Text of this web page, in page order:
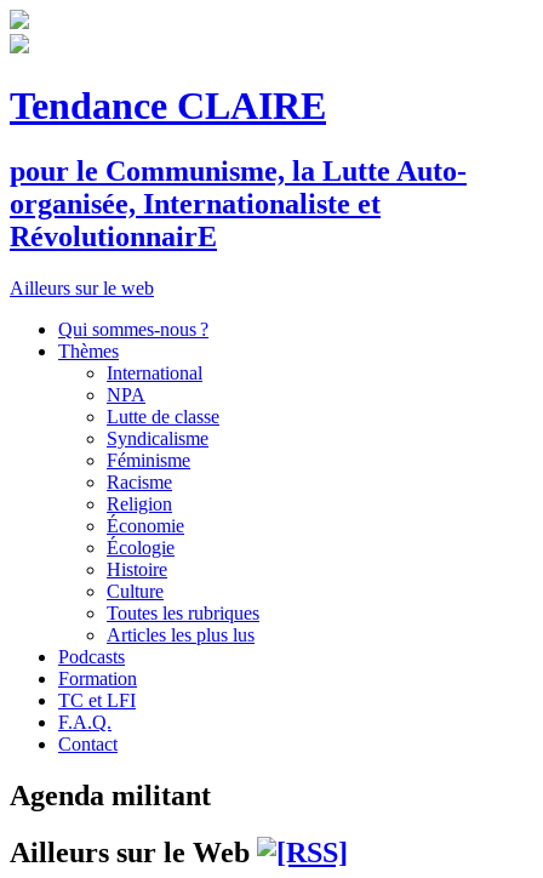
Tendance CLAIRE
pour le Communisme, la Lutte Auto-
organisée, Internationaliste et
RévolutionnairE
Ailleurs sur le web
Qui sommes-nous ?
Thèmes
International
NPA
Lutte de classe
Syndicalisme
Féminisme
Racisme
Religion
Économie
Écologie
Histoire
Culture
Toutes les rubriques
Articles les plus lus
Podcasts
Formation
TC et LFI
F.A.Q.
Contact
Agenda militant
Ailleurs sur le Web